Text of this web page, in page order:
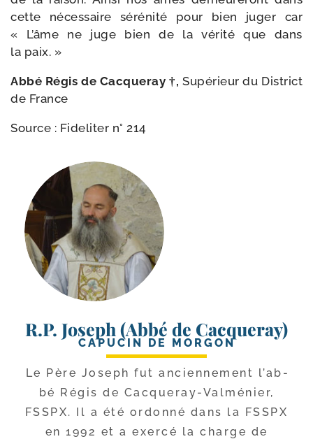
cette néces­saire séré­ni­té pour bien juger car
« L’âme ne juge bien de la véri­té que dans
la paix. »
Abbé Régis de Cacqueray †, Supérieur du District
de France
Source : Fideliter n° 214
R.P. Joseph (Abbé de Cacqueray)
CAPUCIN DE MORGON
Le Père Joseph fut ancien­ne­ment l’ab­
bé Régis de Cacqueray-​Valménier,
FSSPX. Il a été ordon­né dans la FSSPX
en 1992 et a exer­cé la charge de